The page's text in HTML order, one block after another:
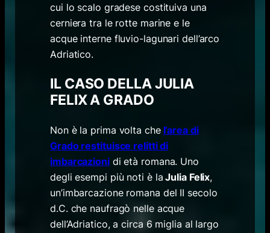
cui lo scalo gradese costituiva una
cerniera tra le rotte marine e le
acque interne fluvio-lagunari dell’arco
Adriatico.
IL CASO DELLA JULIA
FELIX A GRADO
Non è la prima volta che l’area di
Grado restituisce relitti di
imbarcazionidi età romana. Uno
degli esempi più noti è la Julia Felix,
un’imbarcazione romana del II secolo
d.C. che naufragò nelle acque
dell’Adriatico, a circa 6 miglia al largo